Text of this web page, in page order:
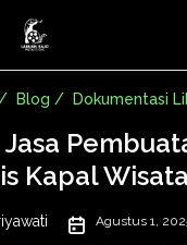
/ Blog / Dokumentasi
Jasa
Kapal
Agustus 1,